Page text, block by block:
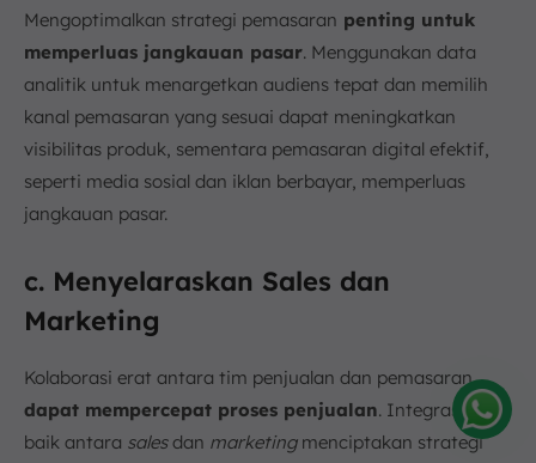
Mengoptimalkan strategi pemasaran penting untuk
memperluas jangkauan pasar. Menggunakan data
analitik untuk menargetkan audiens tepat dan memilih
kanal pemasaran yang sesuai dapat meningkatkan
visibilitas produk, sementara pemasaran digital efektif,
seperti media sosial dan iklan berbayar, memperluas
jangkauan pasar.
c. Menyelaraskan Sales dan
Marketing
Kolaborasi erat antara tim penjualan dan pemasaran
dapat mempercepat proses penjualan. Integrasi yang
baik antara salesdan marketingmenciptakan strategiAmelia